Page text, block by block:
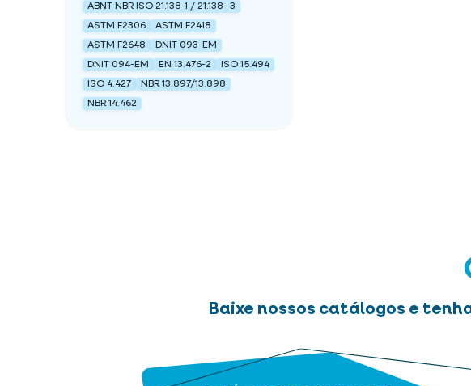
ABNT NBR ISO 21.138-1 / 21.138- 3
ASTM F2306
ASTM F2418
ASTM F2648
DNIT 093-EM
DNIT 094-EM
EN 13.476-2
ISO 15.494
ISO 4.427
NBR 13.897/13.898
NBR 14.462
Baixe nossos catálogos e